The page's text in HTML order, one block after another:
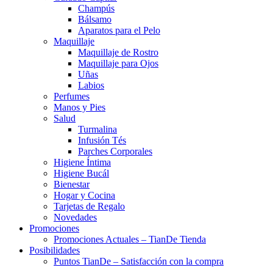
Champús
Bálsamo
Aparatos para el Pelo
Maquillaje
Maquillaje de Rostro
Maquillaje para Ojos
Uñas
Labios
Perfumes
Manos y Pies
Salud
Turmalina
Infusión Tés
Parches Corporales
Higiene Íntima
Higiene Bucál
Bienestar
Hogar y Cocina
Tarjetas de Regalo
Novedades
Promociones
Promociones Actuales – TianDe Tienda
Posibilidades
Puntos TianDe – Satisfacción con la compra